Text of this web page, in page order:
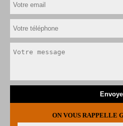
ON VOUS RAPPELLE